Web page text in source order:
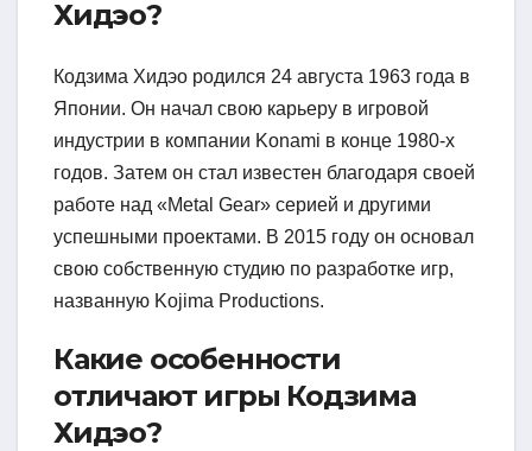
Хидэо?
Кодзима Хидэо родился 24 августа 1963 года в
Японии. Он начал свою карьеру в игровой
индустрии в компании Konami в конце 1980-х
годов. Затем он стал известен благодаря своей
работе над «Metal Gear» серией и другими
успешными проектами. В 2015 году он основал
свою собственную студию по разработке игр,
названную Kojima Productions.
Какие особенности
отличают игры Кодзима
Хидэо?